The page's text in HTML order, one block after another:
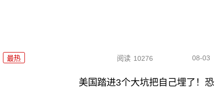
最热 阅读 10276 08-03
美国踏进3个大坑把自己埋了！恐